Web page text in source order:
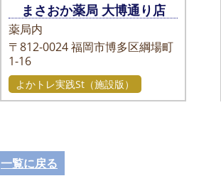
まさおか薬局 大博通り店
薬局内
〒812-0024福岡市博多区綱場町
1-16
よかトレ実践St（施設版）
一覧に戻る